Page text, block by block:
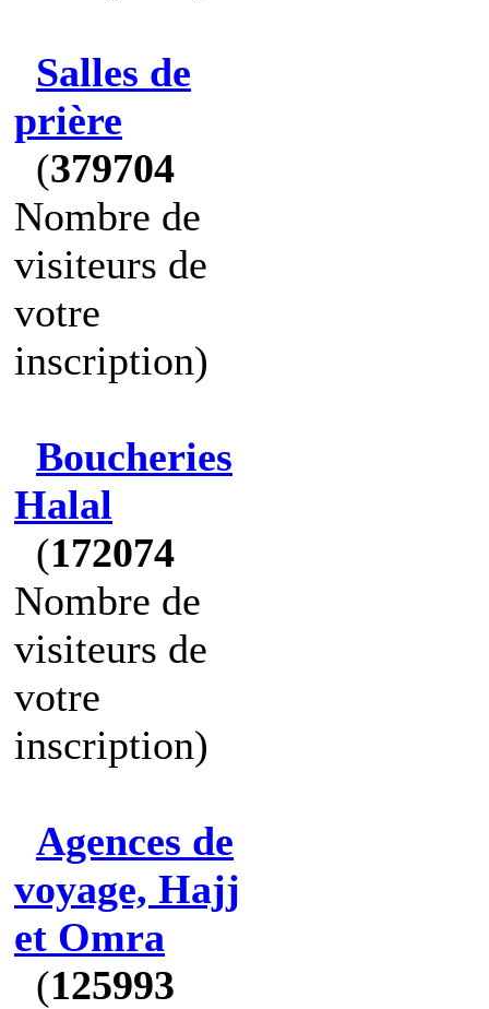
Salles de
prière
(379704
Nombre de
visiteurs de
votre
inscription)
Boucheries
Halal
(172074
Nombre de
visiteurs de
votre
inscription)
Agences de
voyage, Hajj
et Omra
(125993